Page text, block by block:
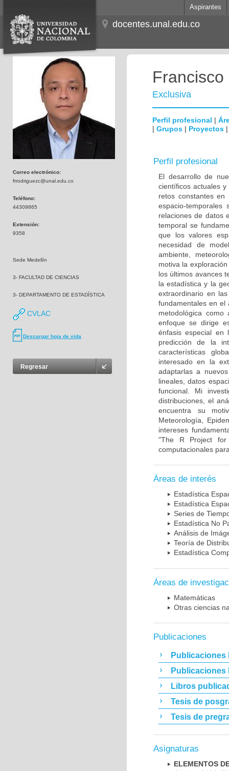
Aspirantes
docentes.unal.edu.co
Correo electrónico:
frrodriguezc@unal.edu.co
Teléfono:
44309865
Extensión:
9358
Sede Medellín
3- FACULTAD DE CIENCIAS
3- DEPARTAMENTO DE ESTADÍSTICA
CVLAC
Descargar hoja de vida
Regresar
Exclusiva
Perfil profesional |
| Grupos | Proyectos
Perfil profesional
El desarrollo de
científicos actuales
retos constantes
espacio-
relaciones de datos
temporal se
que los valores
necesidad de
ambiente,
motiva la
los últimos avances
la estadística y la
extraordinario en
fundamentales en el
metodológica
enfoque se dirige
énfasis especial en
predicción de la
características
interesado en la
adaptarlas a
lineales, datos
funcional. Mi
distribuciones, el
encuentra su
Meteorología,
intereses
"The R Project for
computacionales
Áreas de interés
Estadística
Estadística
Series de
Estadística No
Análisis de
Teoría de
Estadística
Áreas de
Matemáticas
Otras ciencias
Publicaciones
Publicaciones
Publicaciones
Libros
Tesis de
Tesis de
Asignaturas
ELEMENTOS